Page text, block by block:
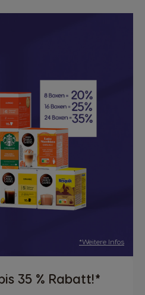
35 % Rabatt!*
*Weitere Infos